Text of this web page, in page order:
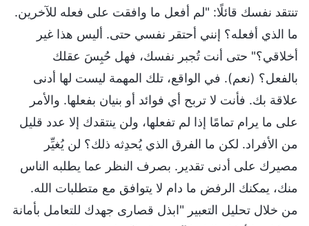
تنتقد نفسك قائلًا: "لم أفعل ما وافقت على فعله للآخرين.
ما الذي أفعله؟ إنني أحتقر نفسي حتى. أليس هذا غير
أخلاقي؟" حتى أنت تُجبر نفسك، فهل حُبِسَ عقلك
بالفعل؟ (نعم). في الواقع، تلك المهمة ليست لها أدنى
علاقة بك. فأنت لا تربح أي فوائد أو بنيان بفعلها. والأمر
على ما يرام تمامًا إذا لم تفعلها، ولن ينتقدك إلا عدد قليل
من الأفراد. لكن ما الفرق الذي يُحدِثه ذلك؟ لن يُغيِّر
مصيرك على أدنى تقدير. بصرف النظر عما يطلبه الناس
منك، يمكنك الرفض ما دام لا يتوافق مع متطلبات الله.
من خلال تحليل التعبير "ابذل قصارى جهدك للتعامل بأمانة